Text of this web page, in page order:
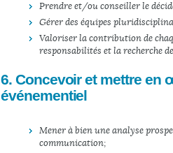
Prendre et/ou conseiller le
Gérer des équipes
Valoriser la contribution de
responsabilités et la recherche
6. Concevoir et mettre en
événementiel
Mener à bien une analyse
communication ;